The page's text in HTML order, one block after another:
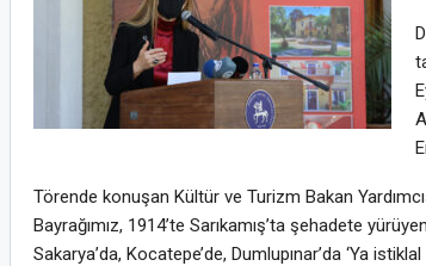
Törende konuşan Kültür ve Turizm Bakan
Bayrağımız, 1914’te Sarıkamış’ta şehadete
Sakarya’da, Kocatepe’de, Dumlupınar’da ‘Ya